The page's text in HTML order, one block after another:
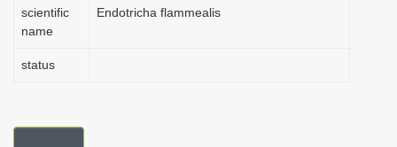
scientific
name
Endotricha flammealis
status